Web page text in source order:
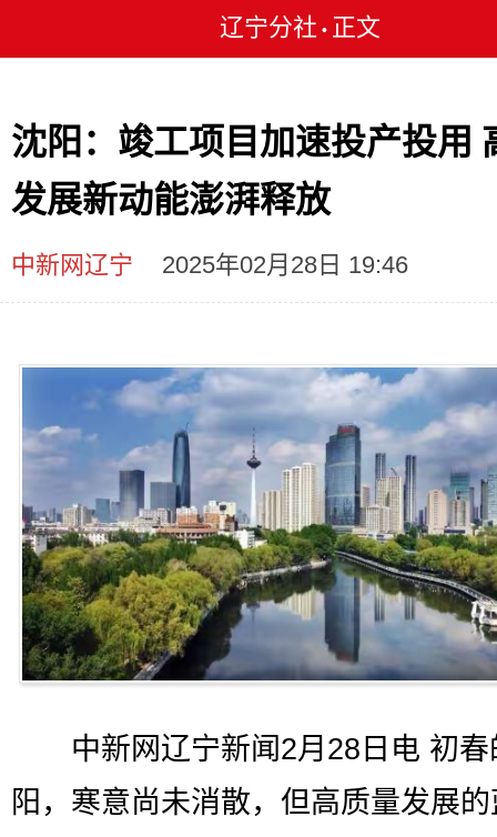
辽宁分社 • 正文
沈阳：竣工项目加速投产投用
发展新动能澎湃释放
中新网辽宁 2025年02月28日 19:46
中新网辽宁新闻2月28日电 初春
阳，寒意尚未消散，但高质量发展